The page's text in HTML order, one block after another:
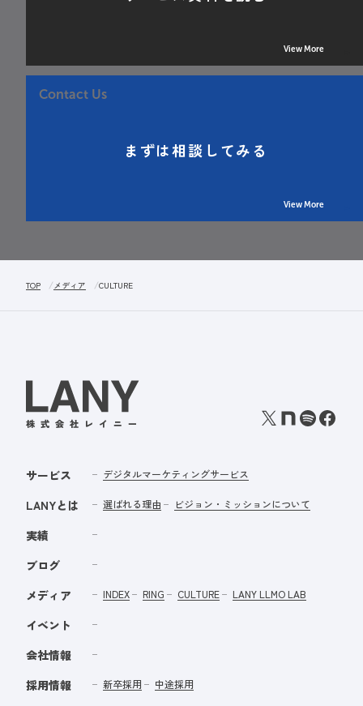
View More
Contact Us
まずは相談してみる
View More
TOP メディア CULTURE
サービス デジタルマーケティングサービス
LANYとは 選ばれる理由 ビジョン・ミッションについて
実績
ブログ
メディア
INDEX RING CULTURE LANY LLMO LAB
イベント
会社情報
採用情報
新卒採用 中途採用